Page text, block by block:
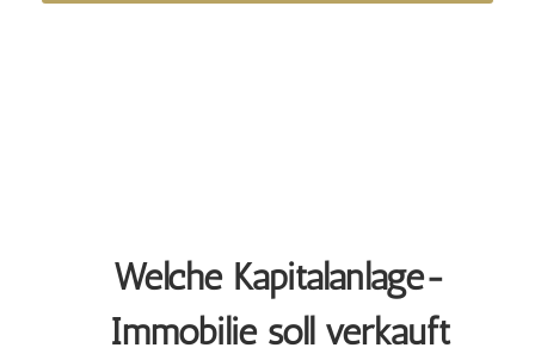
Welche Kapitalanlage-
Immobilie soll verkauft